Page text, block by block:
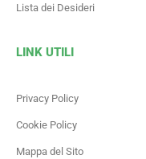
Lista dei Desideri
LINK UTILI
Privacy Policy
Cookie Policy
Mappa del Sito